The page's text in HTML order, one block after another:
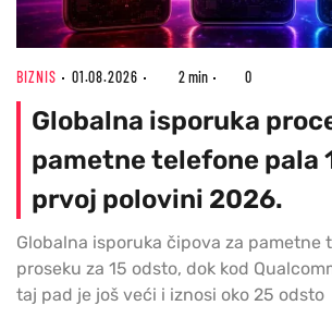
BIZNIS 01.08.2026 2 min 0
Globalna isporuka
pametne telefone pala
prvoj polovini 2026.
Globalna isporuka čipova za pametne
proseku za 15 odsto, dok kod
taj pad je još veći i iznosi oko 25 odsto